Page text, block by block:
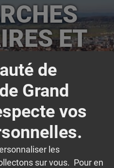
de
Grand
vos
les
sur vous. Pour en
ET
périscolaires